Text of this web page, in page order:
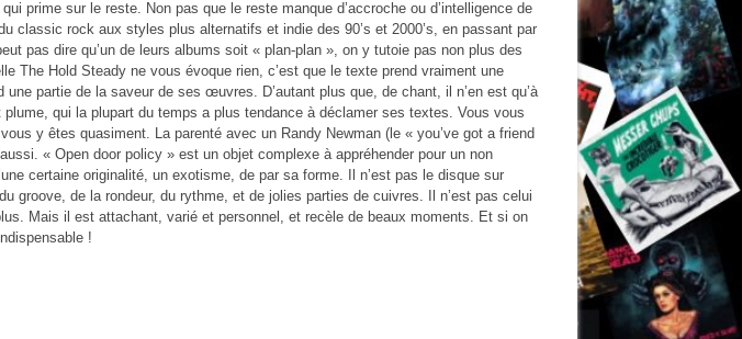
prime sur le reste. Non pas que le reste manque d’accroche ou d’intelligence de
classic rock aux styles plus alternatifs et indie des 90’s et 2000’s, en passant par
pas dire qu’un de leurs albums soit « plan-plan », on y tutoie pas non plus des
The Hold Steady ne vous évoque rien, c’est que le texte prend vraiment une
partie de la saveur de ses œuvres. D’autant plus que, de chant, il n’en est qu’à
qui la plupart du temps a plus tendance à déclamer ses textes. Vous vous
y êtes quasiment. La parenté avec un Randy Newman (le « you’ve got a friend
« Open door policy » est un objet complexe à appréhender pour un non
certaine originalité, un exotisme, de par sa forme. Il n’est pas le disque sur
groove, de la rondeur, du rythme, et de jolies parties de cuivres. Il n’est pas celui
Mais il est attachant, varié et personnel, et recèle de beaux moments. Et si on
!